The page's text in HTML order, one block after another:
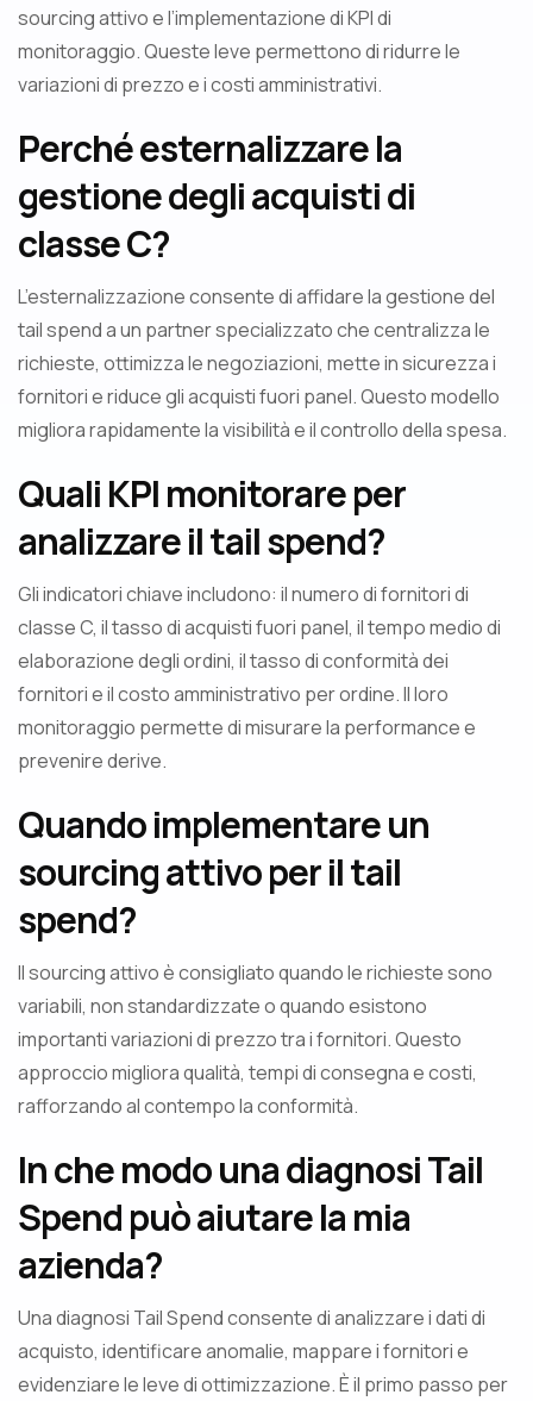
sourcing attivo e l’implementazione di KPI di
monitoraggio. Queste leve permettono di ridurre le
variazioni di prezzo e i costi amministrativi.
Perché esternalizzare la
gestione degli acquisti di
classe C?
L’esternalizzazione consente di affidare la gestione del
tail spend a un partner specializzato che centralizza le
richieste, ottimizza le negoziazioni, mette in sicurezza i
fornitori e riduce gli acquisti fuori panel. Questo modello
migliora rapidamente la visibilità e il controllo della spesa.
Quali KPI monitorare per
analizzare il tail spend?
Gli indicatori chiave includono: il numero di fornitori di
classe C, il tasso di acquisti fuori panel, il tempo medio di
elaborazione degli ordini, il tasso di conformità dei
fornitori e il costo amministrativo per ordine. Il loro
monitoraggio permette di misurare la performance e
prevenire derive.
Quando implementare un
sourcing attivo per il tail
spend?
Il sourcing attivo è consigliato quando le richieste sono
variabili, non standardizzate o quando esistono
importanti variazioni di prezzo tra i fornitori. Questo
approccio migliora qualità, tempi di consegna e costi,
rafforzando al contempo la conformità.
In che modo una diagnosi Tail
Spend può aiutare la mia
azienda?
Una diagnosi Tail Spend consente di analizzare i dati di
acquisto, identificare anomalie, mappare i fornitori e
evidenziare le leve di ottimizzazione. È il primo passo per